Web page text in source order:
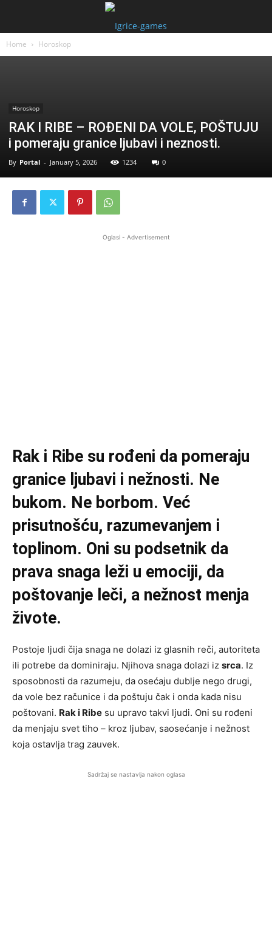
Home Horoskop
Horoskop
RAK I RIBE – ROĐENI DA VOLE, POŠTUJU
i pomeraju granice ljubavi i neznosti.
By Portal - January 5, 2026 1234 0
Oglasi - Advertisement
Rak i Ribe su rođeni da pomeraju
granice ljubavi i nežnosti. Ne
bukom. Ne borbom. Već
prisutnošću, razumevanjem i
toplinom. Oni su podsetnik da
prava snaga leži u emociji, da
poštovanje leči, a nežnost menja
živote.
Postoje ljudi čija snaga ne dolazi iz glasnih reči, autoriteta
ili potrebe da dominiraju. Njihova snaga dolazi iz srca. Iz
sposobnosti da razumeju, da osećaju dublje nego drugi,
da vole bez računice i da poštuju čak i onda kada nisu
poštovani. Rak i Ribe su upravo takvi ljudi. Oni su rođeni
da menjaju svet tiho – kroz ljubav, saosećanje i nežnost
koja ostavlja trag zauvek.
Sadržaj se nastavlja nakon oglasa